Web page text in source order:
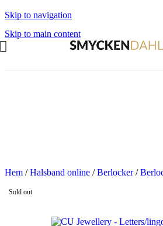
Skip to navigation
Skip to main content
Hem / Halsband online / Berlocker/
Sold out